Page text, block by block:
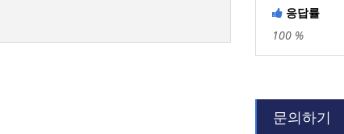
 응답률
100 %
문의하기